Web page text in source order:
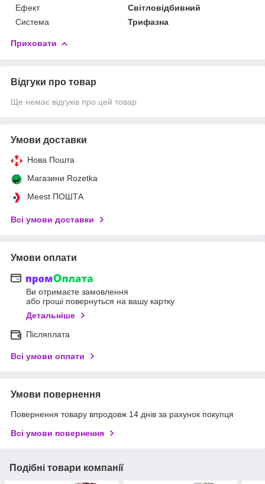
Ефект
Світловідбивний
Система
Трифазна
Приховати
Відгуки про товар
Ще немає відгуків про цей товар
Умови доставки
Нова Пошта
Магазини Rozetka
Meest ПОШТА
Всі умови доставки
Умови оплати
Ви отримаєте замовлення
або гроші повернуться на вашу картку
Детальніше
Післяплата
Всі умови оплати
Умови повернення
Повернення товару впродовж 14 днів за рахунок покупця
Всі умови повернення
Подібні товари компанії